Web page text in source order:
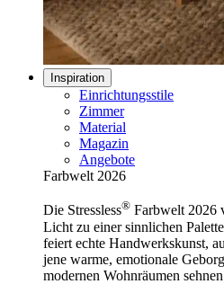
Inspiration
Einrichtungsstile
Zimmer
Material
Magazin
Angebote
Farbwelt 2026
Die Stressless® Farbwelt 2026
Licht zu einer sinnlichen
feiert echte Handwerkskunst,
jene warme, emotionale
modernen Wohnräumen